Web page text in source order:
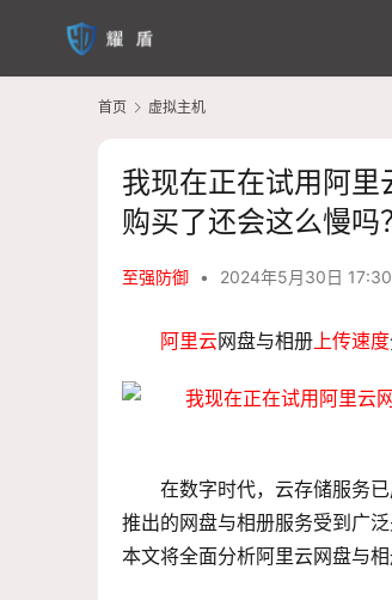
首页 虚拟主机
我现在正在试用阿
购买了还会这么慢吗？
至强防御 • 2024年5月30日 17:30
阿里云网盘与相册上传速度
在数字时代，云存储服务
推出的网盘与相册服务受到广
本文将全面分析阿里云网盘与